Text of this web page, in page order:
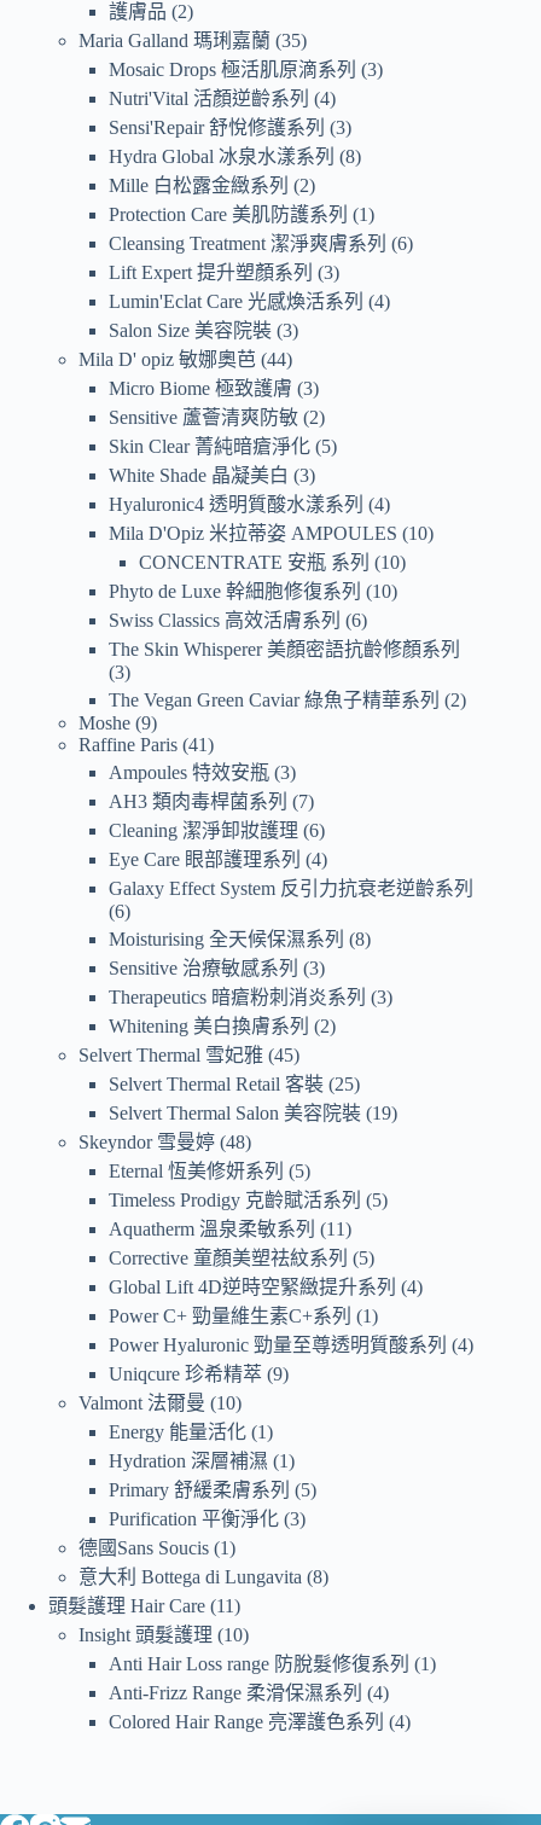
護膚品
2
Maria Galland 瑪琍嘉蘭 35
Mosaic Drops 極活肌原滴系列
3
Nutri'Vital 活顏逆齡系列
4
Sensi'Repair 舒悅修護系列
3
Hydra Global 冰泉水漾系列
8
Mille 白松露金緻系列
2
Protection Care 美肌防護系列
1
Cleansing Treatment 潔淨爽膚系列
6
Lift Expert 提升塑顏系列
3
Lumin'Eclat Care 光感煥活系列
4
Salon Size 美容院裝 3
Mila D' opiz 敏娜奧芭 44
Micro Biome 極致護膚 3
Sensitive 蘆薈清爽防敏 2
Skin Clear 菁純暗瘡淨化 5
White Shade 晶凝美白
3
Hyaluronic4 透明質酸水漾系列
4
Mila D'Opiz 米拉蒂姿 AMPOULES
10
CONCENTRATE 安瓶 系列
10
Phyto de Luxe 幹細胞修復系列
10
Swiss Classics 高效活膚系列
6
The Skin Whisperer 美顏密語抗齡修顏系列
3
The Vegan Green Caviar 綠魚子精華系列
2
Moshe 9
Raffine Paris 41
Ampoules 特效安瓶 3
AH3 類肉毒桿菌系列
7
Cleaning 潔淨卸妝護理 6
Eye Care 眼部護理系列
4
Galaxy Effect System 反引力抗衰老逆齡系列
6
Moisturising 全天候保濕系列
8
Sensitive 治療敏感系列
3
Therapeutics 暗瘡粉刺消炎系列
3
Whitening 美白換膚系列
2
Selvert Thermal 雪妃雅 45
Selvert Thermal Retail 客裝 25
Selvert Thermal Salon 美容院裝 19
Skeyndor 雪曼婷 48
Eternal 恆美修妍系列
5
Timeless Prodigy 克齡賦活系列
5
Aquatherm 溫泉柔敏系列
11
Corrective 童顏美塑祛紋系列
5
Global Lift 4D逆時空緊緻提升系列
4
Power C+ 勁量維生素C+系列
1
Power Hyaluronic 勁量至尊透明質酸系列
4
Uniqcure 珍希精萃 9
Valmont 法爾曼
10
Energy 能量活化 1
Hydration 深層補濕
1
Primary 舒緩柔膚系列
5
Purification 平衡淨化 3
德國Sans Soucis 1
意大利 Bottega di Lungavita 8
頭髮護理 Hair Care 11
Insight 頭髮護理
10
Anti Hair Loss range 防脫髮修復系列
1
Anti-Frizz Range 柔滑保濕系列
4
Colored Hair Range 亮澤護色系列
4